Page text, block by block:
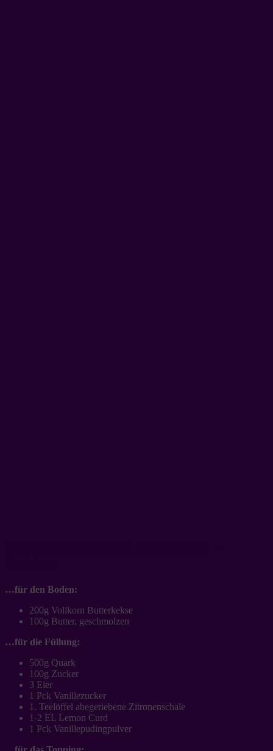
…für den Boden:
200g Vollkorn Butterkekse
100g Butter, geschmolzen
…für die Füllung:
500g Quark
100g Zucker
3 Eier
1 Pck Vanillezucker
1. Teelöffel abegeriebene Zitronenschale
1-2 EL Lemon Curd
1 Pck Vanillepudingpulver